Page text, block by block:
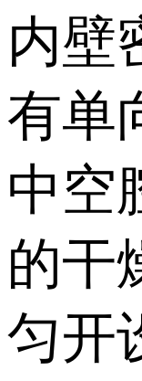
内壁
有单
中空
的干
匀开